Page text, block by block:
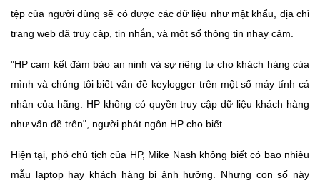
tệp của người dùng sẽ có được các dữ liệu như mật khẩu, địa chỉ
trang web đã truy cập, tin nhắn, và một số thông tin nhạy cảm.
"HP cam kết đảm bảo an ninh và sự riêng tư cho khách hàng của
mình và chúng tôi biết vấn đề keylogger trên một số máy tính cá
nhân của hãng. HP không có quyền truy cập dữ liệu khách hàng
như vấn đề trên", người phát ngôn HP cho biết.
Hiện tại, phó chủ tịch của HP, Mike Nash không biết có bao nhiêu
mẫu laptop hay khách hàng bị ảnh hưởng. Nhưng con số này